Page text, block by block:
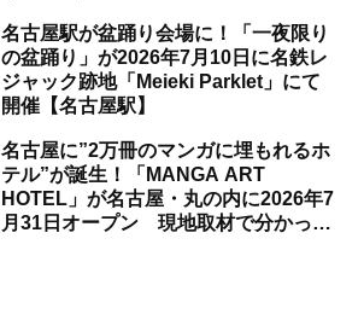
名古屋駅が盆踊り会場に！「一夜限り
の盆踊り」が2026年7月10日に名鉄レ
ジャック跡地「Meieki Parklet」にて
開催【名古屋駅】
名古屋に”2万冊のマンガに埋もれるホ
テル”が誕生！「MANGA ART
HOTEL」が名古屋・丸の内に2026年7
月31日オープン 現地取材で分かった